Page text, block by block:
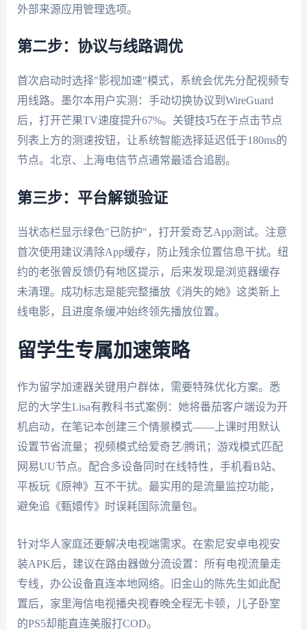
外部来源应用管理选项。
第二步：协议与线路调优
首次启动时选择"影视加速"模式，系统会优先分配视频专
用线路。墨尔本用户实测：手动切换协议到WireGuard
后，打开芒果TV速度提升67%。关键技巧在于点击节点
列表上方的测速按钮，让系统智能选择延迟低于180ms的
节点。北京、上海电信节点通常最适合追剧。
第三步：平台解锁验证
当状态栏显示绿色"已防护"，打开爱奇艺App测试。注意
首次使用建议清除App缓存，防止残余位置信息干扰。纽
约的老张曾反馈仍有地区提示，后来发现是浏览器缓存
未清理。成功标志是能完整播放《消失的她》这类新上
线电影，且进度条缓冲始终领先播放位置。
留学生专属加速策略
作为留学加速器关键用户群体，需要特殊优化方案。悉
尼的大学生Lisa有教科书式案例：她将番茄客户端设为开
机启动，在笔记本创建三个情景模式——上课时用默认
设置节省流量；视频模式给爱奇艺/腾讯；游戏模式匹配
网易UU节点。配合多设备同时在线特性，手机看B站、
平板玩《原神》互不干扰。最实用的是流量监控功能，
避免追《甄嬛传》时误耗国际流量包。
针对华人家庭还要解决电视端需求。在索尼安卓电视安
装APK后，建议在路由器做分流设置：所有电视流量走
专线，办公设备直连本地网络。旧金山的陈先生如此配
置后，家里海信电视播央视春晚全程无卡顿，儿子卧室
的PS5却能直连美服打COD。